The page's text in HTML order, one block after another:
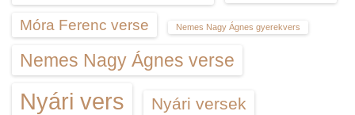
Móra Ferenc verse Nemes Nagy Ágnes gyerekvers
Nemes Nagy Ágnes verse
Nyári vers Nyári versek